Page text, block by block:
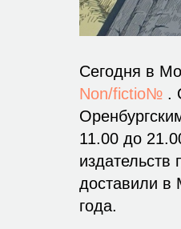
Сегодня в
Non/fictio№ .
11.00 до
издательств
доставили в
года.